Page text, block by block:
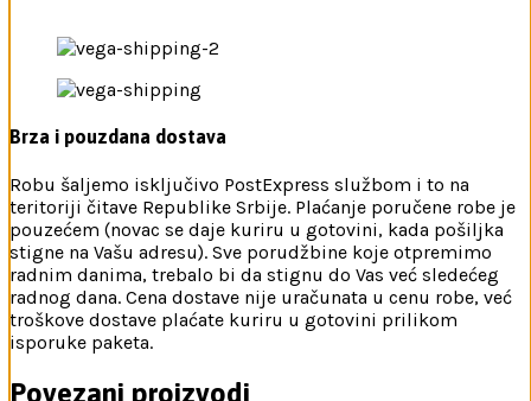
Brza i pouzdana dostava
Robu šaljemo isključivo PostExpress službom i to na
teritoriji čitave Republike Srbije. Plaćanje poručene robe je
pouzećem (novac se daje kuriru u gotovini, kada pošiljka
stigne na Vašu adresu). Sve porudžbine koje otpremimo
radnim danima, trebalo bi da stignu do Vas već sledećeg
radnog dana. Cena dostave nije uračunata u cenu robe, već
troškove dostave plaćate kuriru u gotovini prilikom
isporuke paketa.
Povezani proizvodi